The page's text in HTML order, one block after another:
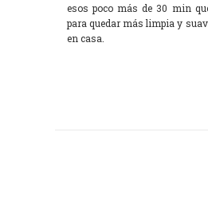
esos poco más de 30 min
para quedar más limpia y
en casa.